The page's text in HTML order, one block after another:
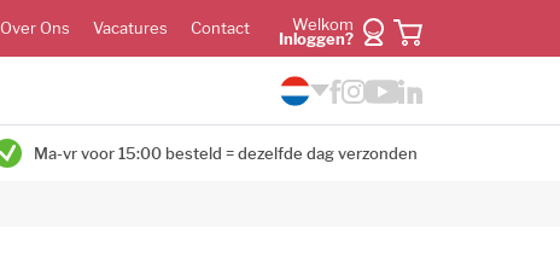
Over Ons Vacatures Contact
Welkom
Inloggen?
Ma-vr voor 15:00 besteld = dezelfde dag verzonden